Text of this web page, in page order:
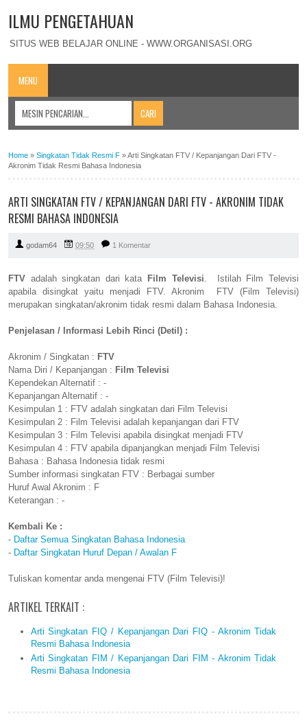
ILMU PENGETAHUAN
SITUS WEB BELAJAR ONLINE - WWW.ORGANISASI.ORG
MENU
Home » Singkatan Tidak Resmi F »Arti Singkatan FTV / Kepanjangan Dari FTV -
Akronim Tidak Resmi Bahasa Indonesia
ARTI SINGKATAN FTV / KEPANJANGAN DARI FTV - AKRONIM TIDAK
RESMI BAHASA INDONESIA
godam64 09:50 1 Komentar
FTV adalah singkatan dari kata Film Televisi. Istilah Film Televisi
apabila disingkat yaitu menjadi FTV. Akronim FTV (Film Televisi)
merupakan singkatan/akronim tidak resmi dalam Bahasa Indonesia.
Penjelasan / Informasi Lebih Rinci (Detil) :
Akronim / Singkatan : FTV
Nama Diri / Kepanjangan : Film Televisi
Kependekan Alternatif : -
Kepanjangan Alternatif : -
Kesimpulan 1 : FTV adalah singkatan dari Film Televisi
Kesimpulan 2 : Film Televisi adalah kepanjangan dari FTV
Kesimpulan 3 : Film Televisi apabila disingkat menjadi FTV
Kesimpulan 4 : FTV apabila dipanjangkan menjadi Film Televisi
Bahasa : Bahasa Indonesia tidak resmi
Sumber informasi singkatan FTV : Berbagai sumber
Huruf Awal Akronim : F
Keterangan : -
Kembali Ke :
- Daftar Semua Singkatan Bahasa Indonesia
- Daftar Singkatan Huruf Depan / Awalan F
Tuliskan komentar anda mengenai FTV (Film Televisi)!
ARTIKEL TERKAIT :
Arti Singkatan FIQ / Kepanjangan Dari FIQ - Akronim Tidak
Resmi Bahasa Indonesia
Arti Singkatan FIM / Kepanjangan Dari FIM - Akronim Tidak
Resmi Bahasa Indonesia